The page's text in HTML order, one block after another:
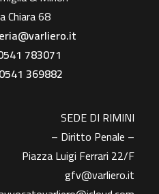
Chiara 68
783071
0541 369882
SEDE DI RIMINI
– Diritto Penale –
Piazza Luigi Ferrari 22/F
gfv@varliero.it